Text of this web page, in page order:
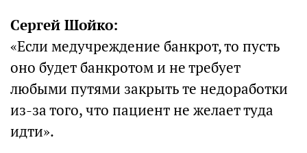
Сергей Шойко:
«Если медучреждение банкрот, то пусть
оно будет банкротом и не требует
любыми путями закрыть те недоработки
из-за того, что пациент не желает туда
идти».